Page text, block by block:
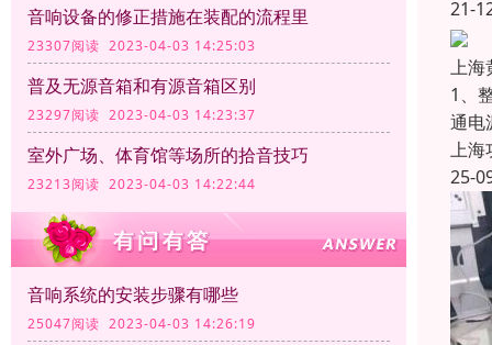
音响设备的修正措施在装配的流程里
23307阅读 2023-04-03 14:25:03
普及无源音箱和有源音箱区别
23297阅读 2023-04-03 14:23:37
室外广场、体育馆等场所的拾音技巧
23213阅读 2023-04-03 14:22:44
音响系统的安装步骤有哪些
25047阅读 2023-04-03 14:26:19
21-
上海
1、
通电
上海
25-